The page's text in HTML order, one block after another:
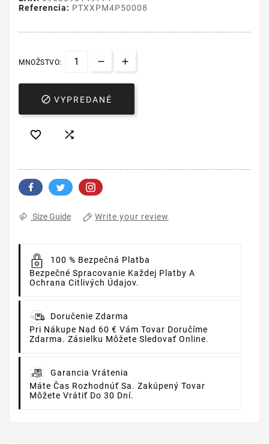
Referencia: PTXXPM4P50008
MNOŽSTVO:
 VYPREDANÉ
 
Size Guide Write your review
100 % Bezpečná Platba
Bezpečné Spracovanie Každej Platby A
Ochrana Citlivých Údajov.
Doručenie Zdarma
Pri Nákupe Nad 60 € Vám Tovar Doručíme
Zdarma. Zásielku Môžete Sledovať Online.
Garancia Vrátenia
Máte Čas Rozhodnúť Sa. Zakúpený Tovar
Môžete Vrátiť Do 30 Dní.